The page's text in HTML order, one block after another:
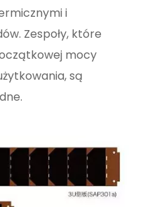
i
Zespoły, które
mocy
są